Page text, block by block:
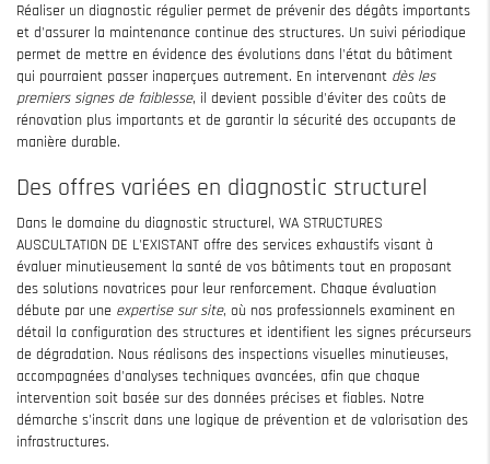
Réaliser un diagnostic régulier permet de prévenir des dégâts importants
et d'assurer la maintenance continue des structures. Un suivi périodique
permet de mettre en évidence des évolutions dans l'état du bâtiment
qui pourraient passer inaperçues autrement. En intervenant dès les
premiers signes de faiblesse, il devient possible d'éviter des coûts de
rénovation plus importants et de garantir la sécurité des occupants de
manière durable.
Des offres variées en diagnostic structurel
Dans le domaine du diagnostic structurel, WA STRUCTURES
AUSCULTATION DE L'EXISTANT offre des services exhaustifs visant à
évaluer minutieusement la santé de vos bâtiments tout en proposant
des solutions novatrices pour leur renforcement. Chaque évaluation
débute par une expertise sur site, où nos professionnels examinent en
détail la configuration des structures et identifient les signes précurseurs
de dégradation. Nous réalisons des inspections visuelles minutieuses,
accompagnées d'analyses techniques avancées, afin que chaque
intervention soit basée sur des données précises et fiables. Notre
démarche s'inscrit dans une logique de prévention et de valorisation des
infrastructures.